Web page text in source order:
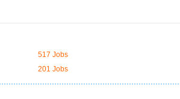
517 Jobs
201 Jobs